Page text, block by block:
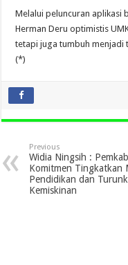
Melalui peluncuran aplikasi
Herman Deru optimistis
tetapi juga tumbuh
(*)
Previous
Widia Ningsih :
Komitmen Tingkatkan
Pendidikan dan
Kemiskinan